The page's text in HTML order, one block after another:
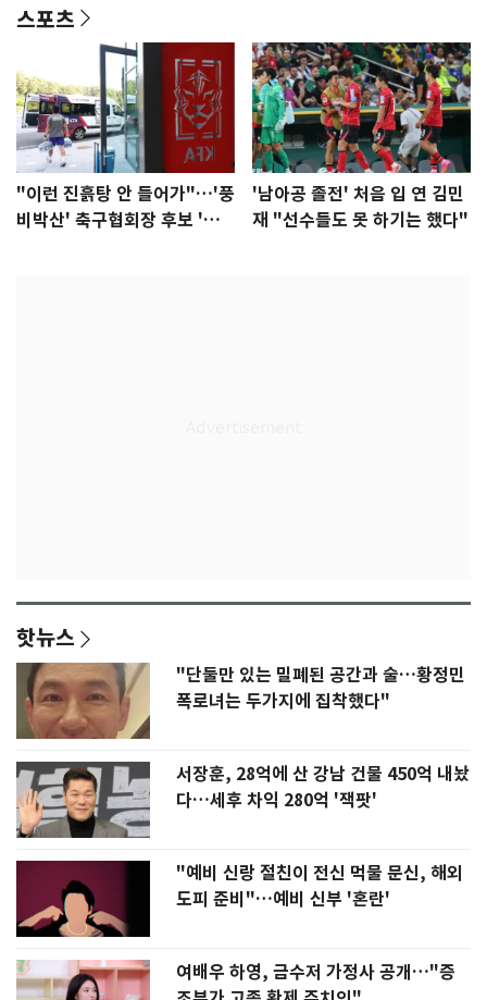
스포츠
"이런 진흙탕 안 들어가"…'풍
비박산' 축구협회장 후보 '실
'남아공 졸전' 처음 입 연 김민
재 "선수들도 못 하기는 했다"
핫뉴스
"단둘만 있는 밀폐된 공간과 술…황정민
폭로녀는 두가지에 집착했다"
서장훈, 28억에 산 강남 건물 450억 내놨
다…세후 차익 280억 '잭팟'
"예비 신랑 절친이 전신 먹물 문신, 해외
도피 준비"…예비 신부 '혼란'
여배우 하영, 금수저 가정사 공개…"증